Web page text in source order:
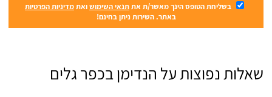
בשליחת הטופס הינך מאשר/ת אתתנאי השימושואתמדיניות הפרטיות
באתר. השירות ניתן בחינם!
שאלות נפוצות על הנדימן בכפר גלים